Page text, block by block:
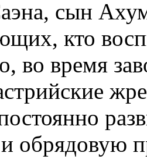
сын
кто
во время
обрядовую